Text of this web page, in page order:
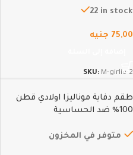
22 in stock
75,00 جنيه
SKU: M-girlie-2
طقم دفاية موناليزا اولادي قطن
100% ضد الحساسية
متوفر في المخزون